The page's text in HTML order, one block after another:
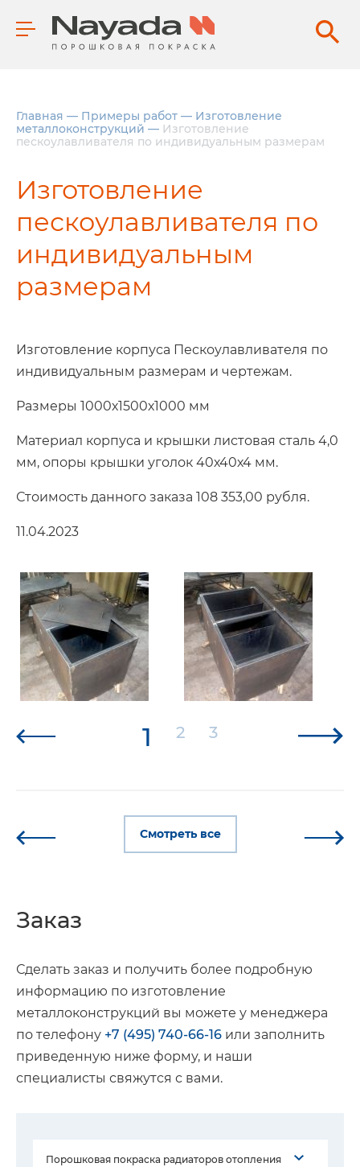
Главная — Примеры работ — Изготовление
металлоконструкций — Изготовление
пескоулавливателя по индивидуальным размерам
Изготовление
пескоулавливателя по
индивидуальным
размерам
Изготовление корпуса Пескоулавливателя по
индивидуальным размерам и чертежам.
Размеры 1000х1500х1000 мм
Материал корпуса и крышки листовая сталь 4,0
мм, опоры крышки уголок 40х40х4 мм.
Стоимость данного заказа 108 353,00 рубля.
11.04.2023
1 2 3
Смотреть все
Заказ
Сделать заказ и получить более подробную
информацию по изготовление
металлоконструкций вы можете у менеджера
по телефону +7 (495) 740-66-16 или заполнить
приведенную ниже форму, и наши
специалисты свяжутся с вами.